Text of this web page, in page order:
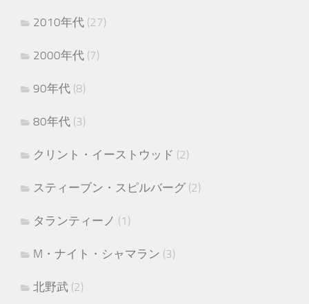
2010年代 (27)
2000年代 (7)
90年代 (8)
80年代 (3)
クリント・イーストウッド (2)
スティーブン・スピルバーグ (2)
タランティーノ (1)
M・ナイト・シャマラン (3)
北野武 (2)